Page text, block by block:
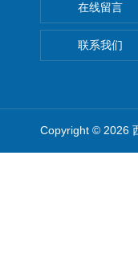
在线留言
联系我们
Copyright © 2026